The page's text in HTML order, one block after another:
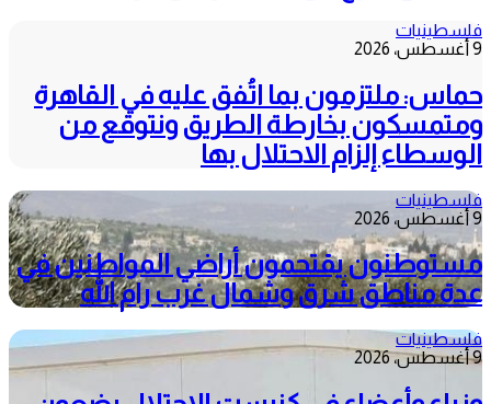
فلسطينيات
9 أغسطس، 2026
حماس: ملتزمون بما اتُفق عليه في القاهرة
ومتمسكون بخارطة الطريق ونتوقع من
الوسطاء إلزام الاحتلال بها
فلسطينيات
9 أغسطس، 2026
مستوطنون يقتحمون أراضي المواطنين في
عدة مناطق شرق وشمال غرب رام الله
فلسطينيات
9 أغسطس، 2026